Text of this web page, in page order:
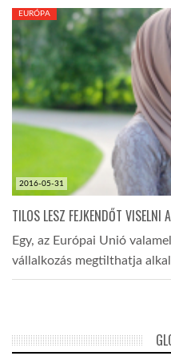
2016-05-31
EURÓPA
TILOS LESZ FEJKENDŐT VISELNI
Egy, az Európai Unió
vállalkozás megtilthatja